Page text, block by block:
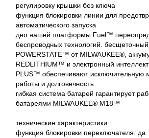
регулировку крышки без ключа
функция блокировки линии для
автоматического запуска
дно нашей платформы Fuel™
беспроводных технологий. бесщеточный
POWERSTATE™ от MILWAUKEE®,
REDLITHIUM™ и электронный
PLUS™ обеспечивают исключительную
работы и долговечность
гибкая система батарей гарантирует
батареями MILWAUKEE® M18™
технические характеристики:
функция блокировки переключателя: да